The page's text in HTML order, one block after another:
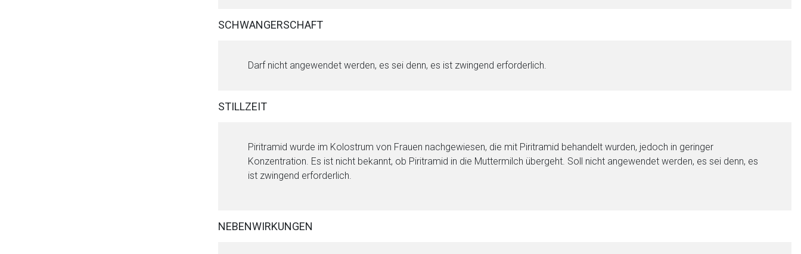
SCHWANGERSCHAFT
Darf nicht angewendet werden, es sei denn, es ist zwingend erforderlich.
STILLZEIT
Piritramid wurde im Kolostrum von Frauen nachgewiesen, die mit Piritramid behandelt wurden, jedoch in geringer
Konzentration. Es ist nicht bekannt, ob Piritramid in die Muttermilch übergeht. Soll nicht angewendet werden, es sei denn, es
ist zwingend erforderlich.
NEBENWIRKUNGEN